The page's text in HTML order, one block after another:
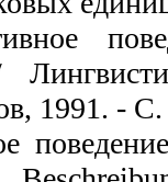
1991. -